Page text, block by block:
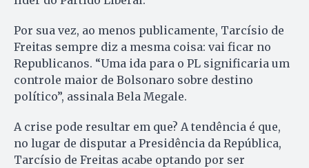
Por sua vez, ao menos publicamente, Tarcísio de
Freitas sempre diz a mesma coisa: vai ficar no
Republicanos. “Uma ida para o PL significaria um
controle maior de Bolsonaro sobre destino
político”, assinala Bela Megale.
A crise pode resultar em que? A tendência é que,
no lugar de disputar a Presidência da República,
Tarcísio de Freitas acabe optando por ser